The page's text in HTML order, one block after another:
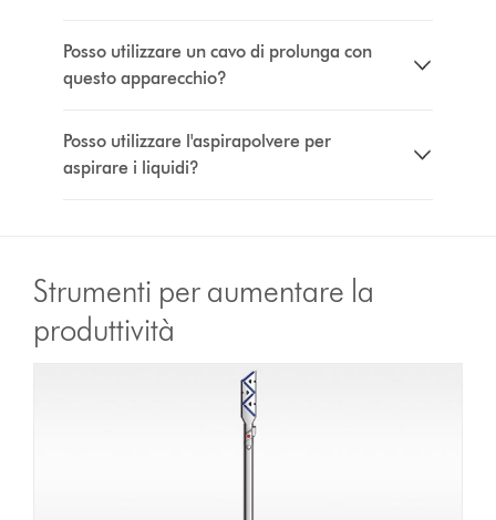
Posso utilizzare un cavo di prolunga con
questo apparecchio?
Posso utilizzare l'aspirapolvere per
aspirare i liquidi?
Strumenti per aumentare la
produttività